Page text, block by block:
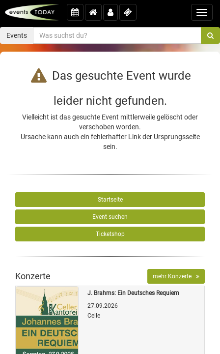
Events
Das gesuchte Event wurde
leider nicht gefunden.
Vielleicht ist das gesuchte Event mittlerweile gelöscht oder
verschoben worden.
Ursache kann auch ein fehlerhafter Link der Ursprungsseite
sein.
Startseite
Event suchen
Ticketshop
Konzerte mehr Konzerte
J. Brahms: Ein Deutsches Requiem
27.09.2026
Celle